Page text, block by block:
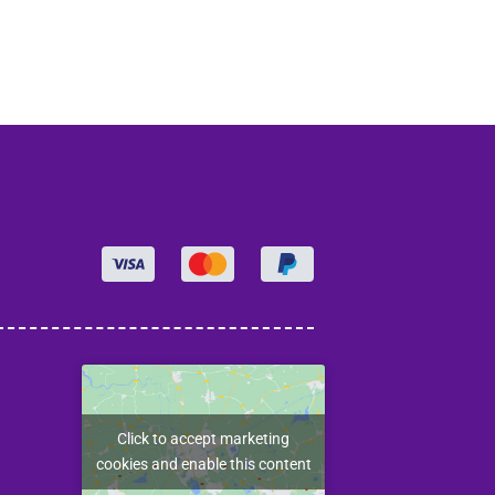
Click to accept marketing
cookies and enable this content